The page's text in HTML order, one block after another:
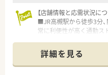
【店舗情報と応需状況につ
■JR高槻駅から徒歩3分
常に利便性が高く通勤ス
を応需しており、深く専
■薬剤師は常勤5名とパ
の医薬品を扱いながら安
詳細を見る